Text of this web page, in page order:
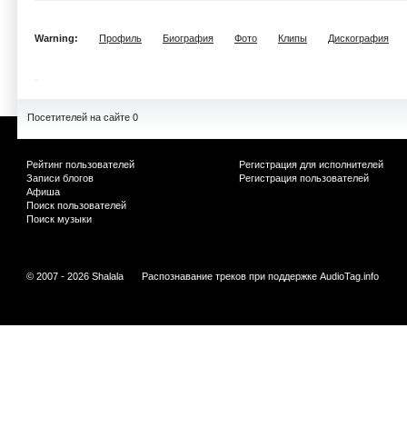
Warning: Профиль Биография Фото Клипы Дискография
Посетителей на сайте 0
Рейтинг пользователей
Записи блогов
Афиша
Поиск пользователей
Поиск музыки
Регистрация для исполнителей
Регистрация пользователей
© 2007 - 2026 Shalala Распознавание треков при поддержке AudioTag.info